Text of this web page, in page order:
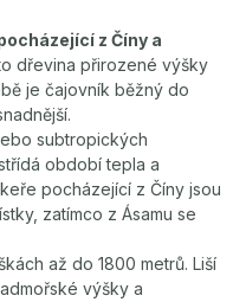
z Číny a
dřevina přirozené výšky
je čajovník běžný do
subtropických
období tepla a
pocházející z Číny jsou
zatímco z Ásamu se
až do 1800 metrů. Liší
výšky a